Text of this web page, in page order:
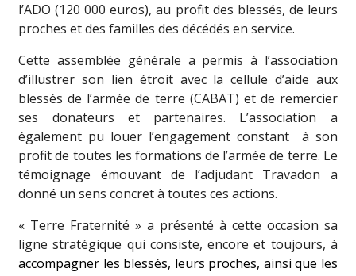
l’ADO (120 000 euros), au profit des blessés, de leurs
proches et des familles des décédés en service.
Cette assemblée générale a permis à l’association
d’illustrer son lien étroit avec la cellule d’aide aux
blessés de l’armée de terre (CABAT) et de remercier
ses donateurs et partenaires. L’association a
également pu louer l’engagement constant
à son
profit de toutes les formations de l’armée de terre. Le
témoignage émouvant de l’adjudant Travadon a
donné un sens concret à toutes ces actions.
« Terre Fraternité » a présenté à cette occasion sa
ligne stratégique qui consiste, encore et toujours, à
accompagner les blessés, leurs proches, ainsi que les